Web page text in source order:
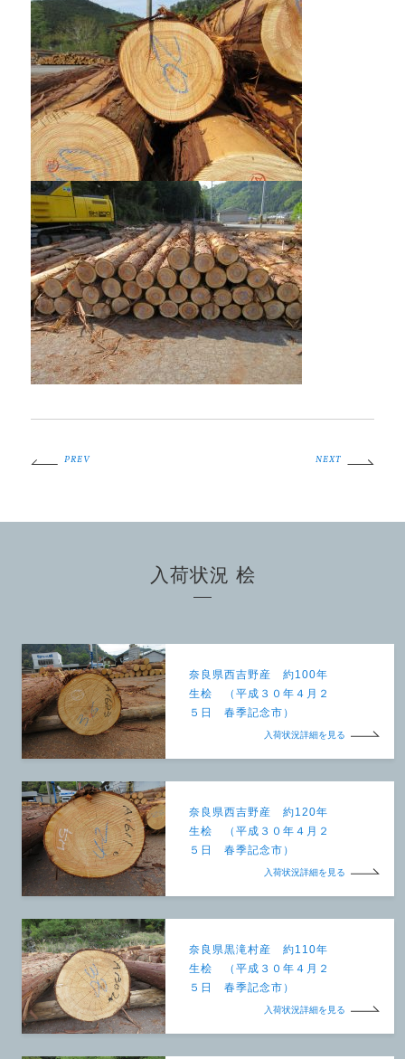
PREV NEXT
入荷状況 桧
奈良県西吉野産 約100年
生桧 （平成３０年４月２
５日 春季記念市）
入荷状況詳細を見る
奈良県西吉野産 約120年
生桧 （平成３０年４月２
５日 春季記念市）
入荷状況詳細を見る
奈良県黒滝村産 約110年
生桧 （平成３０年４月２
５日 春季記念市）
入荷状況詳細を見る